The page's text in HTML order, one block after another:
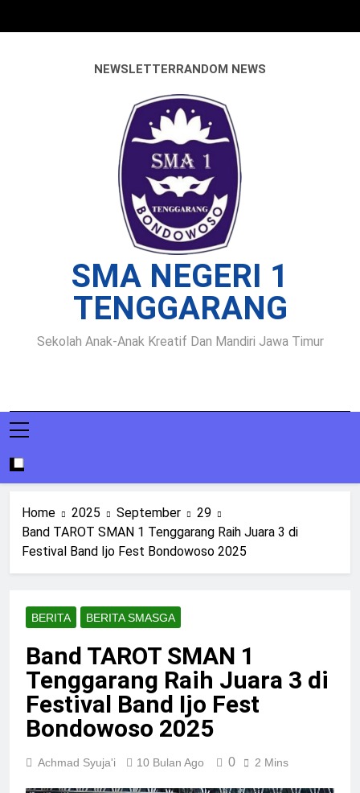
NEWSLETTERRANDOM NEWS
SMA NEGERI 1
TENGGARANG
Sekolah Anak-Anak Kreatif Dan Mandiri Jawa Timur
Home 2025 September
29
Band TAROT SMAN 1 Tenggarang Raih Juara 3 di
Festival Band Ijo Fest Bondowoso 2025
BERITA BERITA SMASGA
Band TAROT SMAN 1
Tenggarang Raih Juara 3 di
Festival Band Ijo Fest
Bondowoso 2025
Achmad Syuja'i 10 Bulan Ago 0 2 Mins